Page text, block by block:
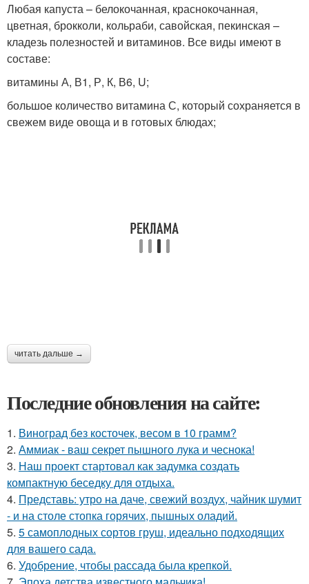
Любая капуста – белокочанная, краснокочанная,
цветная, брокколи, кольраби, савойская, пекинская –
кладезь полезностей и витаминов. Все виды имеют в
составе:
витамины А, В1, Р, К, В6, U;
большое количество витамина С, который сохраняется в
свежем виде овоща и в готовых блюдах;
читать дальше →
Последние обновления на сайте:
1. Виноград без косточек, весом в 10 грамм?
2. Аммиак - ваш секрет пышного лука и чеснока!
3. Наш проект стартовал как задумка создать
компактную беседку для отдыха.
4. Представь: утро на даче, свежий воздух, чайник шумит
- и на столе стопка горячих, пышных оладий.
5. 5 самоплодных сортов груш, идеально подходящих
для вашего сада.
6. Удобрение, чтобы рассада была крепкoй.